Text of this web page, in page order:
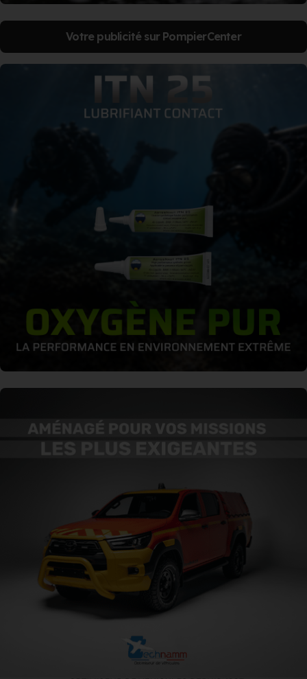
Votre publicité sur PompierCenter